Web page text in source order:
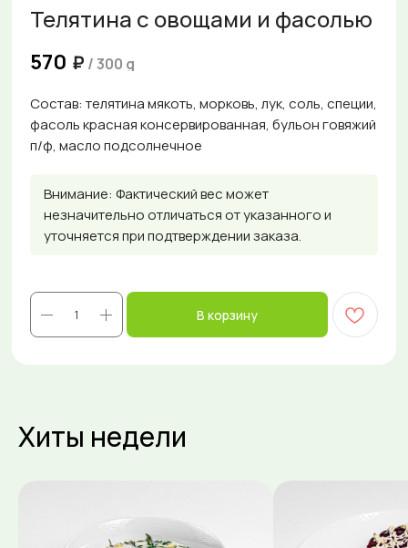
Телятина с овощами и фасолью
570 ₽ / 300 g
В корзину
Состав: телятина мякоть, морковь, лук, соль, специи,
фасоль красная консервированная, бульон говяжий
п/ф, масло подсолнечное
Внимание: Фактический вес может
незначительно отличаться от указанного и
уточняется при подтверждении заказа.
Хиты недели